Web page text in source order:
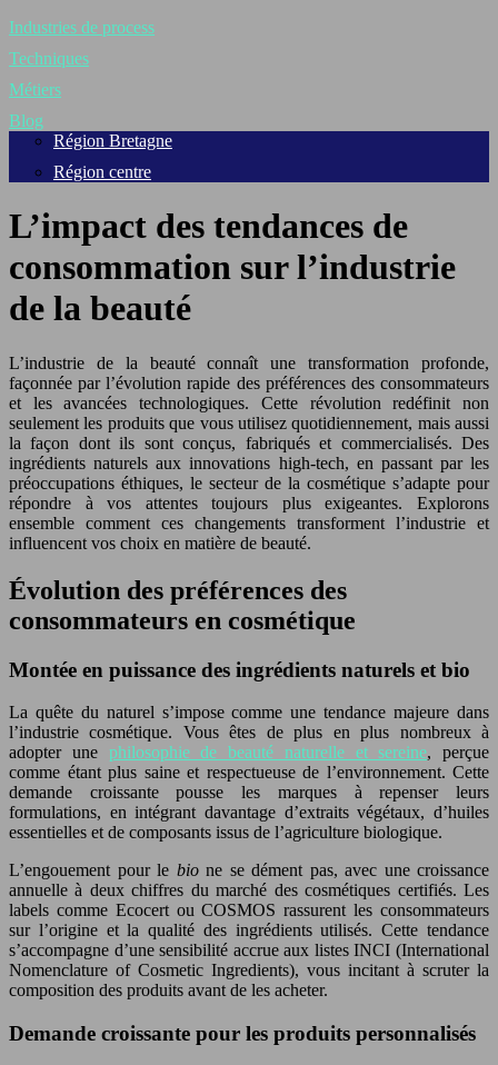
Industries de process
Techniques
Métiers
Blog
Région Bretagne
Région centre
L’impact des tendances de
consommation sur l’industrie
de la beauté
L’industrie de la beauté connaît une transformation profonde,
façonnée par l’évolution rapide des préférences des consommateurs
et les avancées technologiques. Cette révolution redéfinit non
seulement les produits que vous utilisez quotidiennement, mais aussi
la façon dont ils sont conçus, fabriqués et commercialisés. Des
ingrédients naturels aux innovations high-tech, en passant par les
préoccupations éthiques, le secteur de la cosmétique s’adapte pour
répondre à vos attentes toujours plus exigeantes. Explorons
ensemble comment ces changements transforment l’industrie et
influencent vos choix en matière de beauté.
Évolution des préférences des
consommateurs en cosmétique
Montée en puissance des ingrédients naturels et bio
La quête du naturel s’impose comme une tendance majeure dans
l’industrie cosmétique. Vous êtes de plus en plus nombreux à
adopter une philosophie de beauté naturelle et sereine, perçue
comme étant plus saine et respectueuse de l’environnement. Cette
demande croissante pousse les marques à repenser leurs
formulations, en intégrant davantage d’extraits végétaux, d’huiles
essentielles et de composants issus de l’agriculture biologique.
L’engouement pour le bio ne se dément pas, avec une croissance
annuelle à deux chiffres du marché des cosmétiques certifiés. Les
labels comme Ecocert ou COSMOS rassurent les consommateurs
sur l’origine et la qualité des ingrédients utilisés. Cette tendance
s’accompagne d’une sensibilité accrue aux listes INCI (International
Nomenclature of Cosmetic Ingredients), vous incitant à scruter la
composition des produits avant de les acheter.
Demande croissante pour les produits personnalisés